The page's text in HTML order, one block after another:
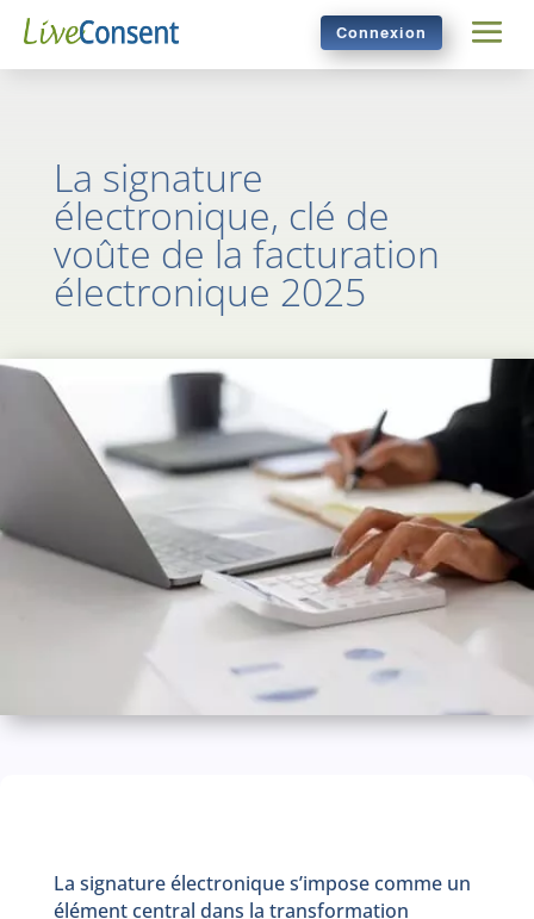
Connexion
La signature
électronique, clé de
voûte de la facturation
électronique 2025
La signature électronique s’impose comme un
élément central dans la transformation